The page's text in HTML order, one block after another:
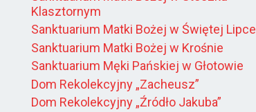
Klasztornym
Sanktuarium Matki Bożej w Świętej Lipce
Sanktuarium Matki Bożej w Krośnie
Sanktuarium Męki Pańskiej w Głotowie
Dom Rekolekcyjny „Zacheusz”
Dom Rekolekcyjny „Źródło Jakuba”